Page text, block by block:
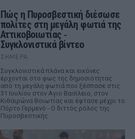
Πώς η Πυροσβεστική διέσωσε
πολίτες στη μεγάλη φωτιά της
Αττικοβοιωτίας ‑
Συγκλονιστικά βίντεο
ΣΉΜΕΡΑ
Συγκλονιστικά πλάνα και εικόνες
έρχονται στο φως της δημοσιότητας
από τη μεγάλη φωτιά που ξέσπασε στις
31 Ιουλίου στον Αγιο Βασίλειο, στον
Κιθαιρώνα Βοιωτίας και έφτασε μέχρι το
Πόρτο Γερμενό - Ο διττός ρόλος της
Πυροσβεστικής